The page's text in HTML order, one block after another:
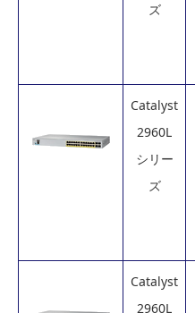
ズ
Catalyst
2960L
シリー
ズ
Catalyst
2960L